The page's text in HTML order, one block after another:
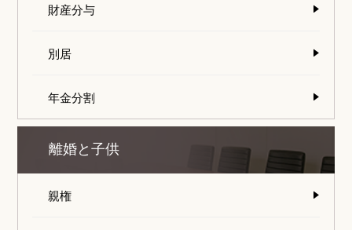
財産分与
別居
年金分割
離婚と子供
親権